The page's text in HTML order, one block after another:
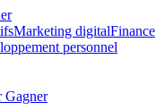
Marketing digitalFinance
personnel
Gagner